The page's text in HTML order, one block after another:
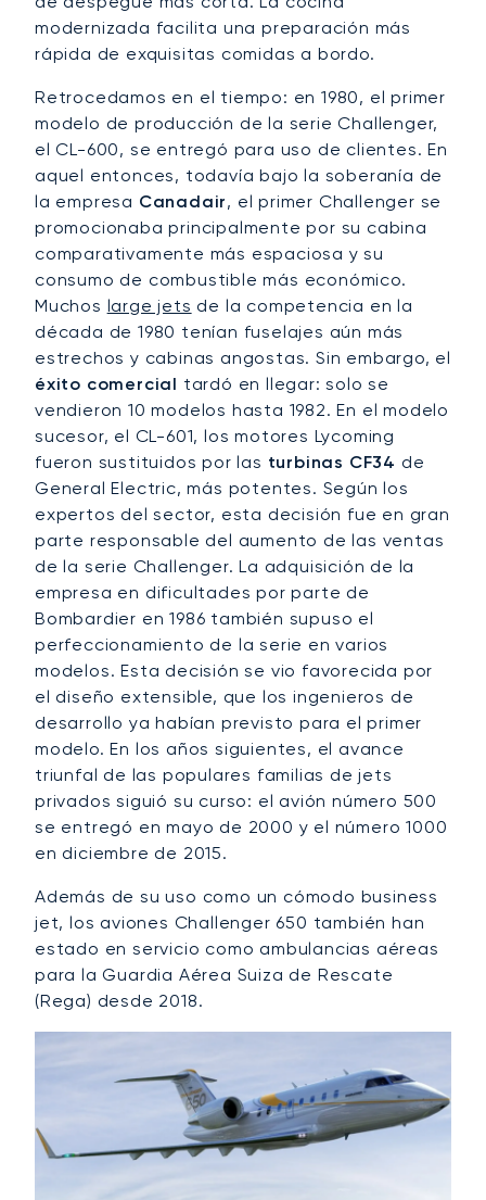
modernizada facilita una preparación más
rápida de exquisitas comidas a bordo.
Retrocedamos en el tiempo: en 1980, el primer
modelo de producción de la serie Challenger,
el CL-600, se entregó para uso de clientes. En
aquel entonces, todavía bajo la soberanía de
la empresa Canadair, el primer Challenger se
promocionaba principalmente por su cabina
comparativamente más espaciosa y su
consumo de combustible más económico.
Muchos large jets de la competencia en la
década de 1980 tenían fuselajes aún más
estrechos y cabinas angostas. Sin embargo, el
éxito comercial tardó en llegar: solo se
vendieron 10 modelos hasta 1982. En el modelo
sucesor, el CL-601, los motores Lycoming
fueron sustituidos por las turbinas CF34 de
General Electric, más potentes. Según los
expertos del sector, esta decisión fue en gran
parte responsable del aumento de las ventas
de la serie Challenger. La adquisición de la
empresa en dificultades por parte de
Bombardier en 1986 también supuso el
perfeccionamiento de la serie en varios
modelos. Esta decisión se vio favorecida por
el diseño extensible, que los ingenieros de
desarrollo ya habían previsto para el primer
modelo. En los años siguientes, el avance
triunfal de las populares familias de jets
privados siguió su curso: el avión número 500
se entregó en mayo de 2000 y el número 1000
en diciembre de 2015.
Además de su uso como un cómodo business
jet, los aviones Challenger 650 también han
estado en servicio como ambulancias aéreas
para la Guardia Aérea Suiza de Rescate
(Rega) desde 2018.